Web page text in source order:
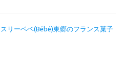
リーベベ(Bébé)東郷のフランス菓子